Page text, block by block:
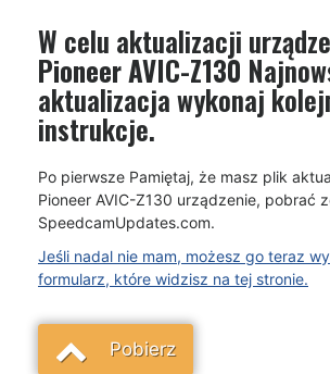
W celu aktualizacji
Pioneer AVIC-Z130
aktualizacja wykonaj
instrukcje.
Po pierwsze Pamiętaj, że masz plik
Pioneer AVIC-Z130 urządzenie, pobrać
SpeedcamUpdates.com.
Jeśli nadal nie mam, możesz go teraz
formularz, które widzisz na tej stronie.
Pobierz